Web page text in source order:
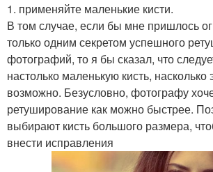
1. применяйте маленькие кисти.
В том случае, если бы мне пришлось
только одним секретом успешного
фотографий, то я бы сказал, что
настолько маленькую кисть,
возможно. Безусловно, фотографу
ретуширование как можно быстрее.
выбирают кисть большого размера,
внести исправления